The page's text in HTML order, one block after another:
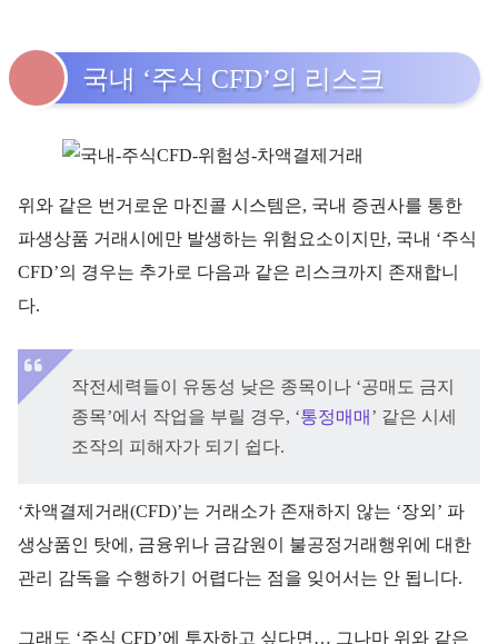
국내 ‘주식 CFD’의 리스크
위와 같은 번거로운 마진콜 시스템은, 국내 증권사를 통한
파생상품 거래시에만 발생하는 위험요소이지만, 국내 ‘주식
CFD’의 경우는 추가로 다음과 같은 리스크까지 존재합니
다.
작전세력들이 유동성 낮은 종목이나 ‘공매도 금지
종목’에서 작업을 부릴 경우, ‘통정매매 ’ 같은 시세
조작의 피해자가 되기 쉽다.
‘차액결제거래(CFD)’는 거래소가 존재하지 않는 ‘장외’ 파
생상품인 탓에, 금융위나 금감원이 불공정거래행위에 대한
관리 감독을 수행하기 어렵다는 점을 잊어서는 안 됩니다.
그래도 ‘주식 CFD’에 투자하고 싶다면… 그나마 위와 같은